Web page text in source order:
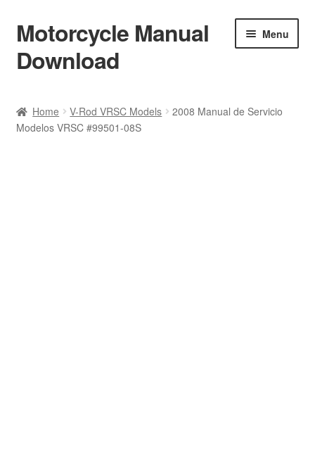
Skip
to
navigation
Skip
to
content
Motorcycle Manual
Download
Menu
Shop
Home V-Rod VRSC Models
2008 Manual de Servicio
Modelos VRSC #99501-08S